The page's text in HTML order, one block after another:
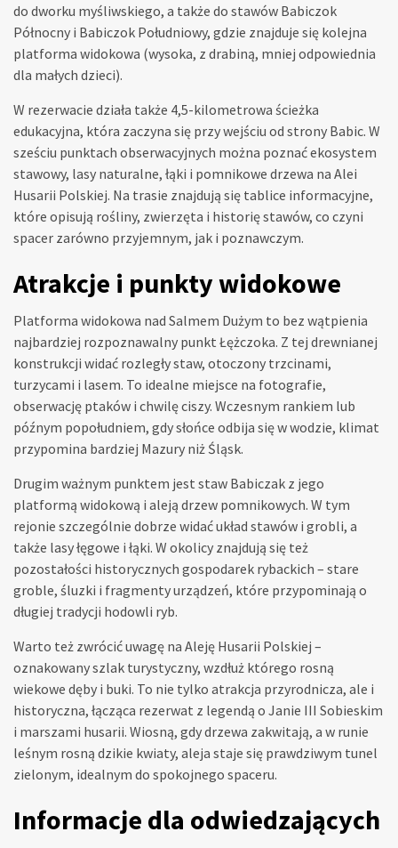
do dworku myśliwskiego, a także do stawów Babiczok
Północny i Babiczok Południowy, gdzie znajduje się kolejna
platforma widokowa (wysoka, z drabiną, mniej odpowiednia
dla małych dzieci).
W rezerwacie działa także 4,5-kilometrowa ścieżka
edukacyjna, która zaczyna się przy wejściu od strony Babic. W
sześciu punktach obserwacyjnych można poznać ekosystem
stawowy, lasy naturalne, łąki i pomnikowe drzewa na Alei
Husarii Polskiej. Na trasie znajdują się tablice informacyjne,
które opisują rośliny, zwierzęta i historię stawów, co czyni
spacer zarówno przyjemnym, jak i poznawczym.
Atrakcje i punkty widokowe
Platforma widokowa nad Salmem Dużym to bez wątpienia
najbardziej rozpoznawalny punkt Łężczoka. Z tej drewnianej
konstrukcji widać rozległy staw, otoczony trzcinami,
turzycami i lasem. To idealne miejsce na fotografie,
obserwację ptaków i chwilę ciszy. Wczesnym rankiem lub
późnym popołudniem, gdy słońce odbija się w wodzie, klimat
przypomina bardziej Mazury niż Śląsk.
Drugim ważnym punktem jest staw Babiczak z jego
platformą widokową i aleją drzew pomnikowych. W tym
rejonie szczególnie dobrze widać układ stawów i grobli, a
także lasy łęgowe i łąki. W okolicy znajdują się też
pozostałości historycznych gospodarek rybackich – stare
groble, śluzki i fragmenty urządzeń, które przypominają o
długiej tradycji hodowli ryb.
Warto też zwrócić uwagę na Aleję Husarii Polskiej –
oznakowany szlak turystyczny, wzdłuż którego rosną
wiekowe dęby i buki. To nie tylko atrakcja przyrodnicza, ale i
historyczna, łącząca rezerwat z legendą o Janie III Sobieskim
i marszami husarii. Wiosną, gdy drzewa zakwitają, a w runie
leśnym rosną dzikie kwiaty, aleja staje się prawdziwym tunel
zielonym, idealnym do spokojnego spaceru.
Informacje dla odwiedzających